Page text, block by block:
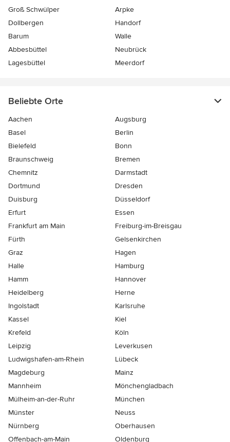
Groß Schwülper
Arpke
Dollbergen
Handorf
Barum
Walle
Abbesbüttel
Neubrück
Lagesbüttel
Meerdorf
Beliebte Orte
Aachen
Augsburg
Basel
Berlin
Bielefeld
Bonn
Braunschweig
Bremen
Chemnitz
Darmstadt
Dortmund
Dresden
Duisburg
Düsseldorf
Erfurt
Essen
Frankfurt am Main
Freiburg-im-Breisgau
Fürth
Gelsenkirchen
Graz
Hagen
Halle
Hamburg
Hamm
Hannover
Heidelberg
Herne
Ingolstadt
Karlsruhe
Kassel
Kiel
Krefeld
Köln
Leipzig
Leverkusen
Ludwigshafen-am-Rhein
Lübeck
Magdeburg
Mainz
Mannheim
Mönchen­gladbach
Mülheim-an-der-Ruhr
München
Münster
Neuss
Nürnberg
Oberhausen
Offenbach-am-Main
Oldenburg